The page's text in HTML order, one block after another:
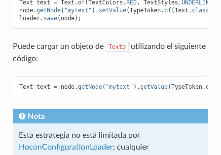
Text text = Text .of(TextColors . RED, TextStyles .UNDERLINE
node.getNode( "mytext" ). setValue(TypeToken.of(Text . class
loader. save( node);
Puede cargar un objeto de Texto
utilizando el siguiente
código:
Text text = node.getNode( "mytext" ).getValue(TypeToken.of
Nota
Esta estrategia no está limitada por
HoconConfigurationLoader; cualquier